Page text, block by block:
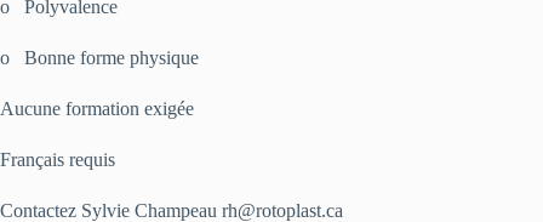
o Polyvalence
o Bonne forme physique
Aucune formation exigée
Français requis
Contactez Sylvie Champeau rh@rotoplast.ca